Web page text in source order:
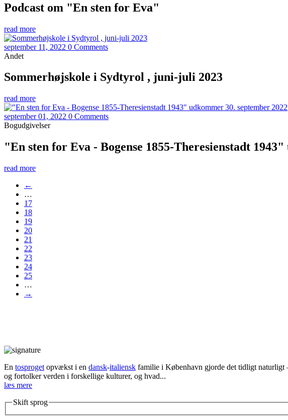
Podcast om "En sten for Eva"
read more
september 11, 2022 0 Comments
Andet
Sommerhøjskole i Sydtyrol , juni-juli 2023
read more
september 01, 2022 0 Comments
Bogudgivelser
"En sten for Eva - Bogense 1855-Theresienstadt
read more
←
…
17
18
19
20
21
22
23
24
25
…
→
En tosproget opvækst i en dansk-italiensk familie i København gjorde det tidligt naturligt
og fortolker verden i forskellige kulturer, og hvad...
læs mere
Skift sprog